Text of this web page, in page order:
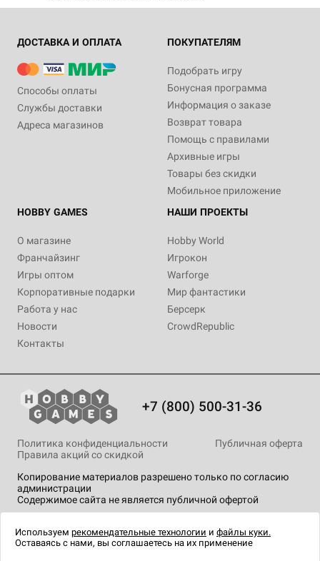
ДОСТАВКА И ОПЛАТА
Способы оплаты
Службы доставки
Адреса магазинов
ПОКУПАТЕЛЯМ
Подобрать игру
Бонусная программа
Информация о заказе
Возврат товара
Помощь с правилами
Архивные игры
Товары без скидки
Мобильное приложение
HOBBY GAMES
О магазине
Франчайзинг
Игры оптом
Корпоративные подарки
Работа у нас
Новости
Контакты
НАШИ ПРОЕКТЫ
Hobby World
Игрокон
Warforge
Мир фантастики
Берсерк
CrowdRepublic
+7 (800) 500-31-36
Копирование материалов разрешено только по согласию
администрации
Содержимое сайта не является публичной офертой
Политика конфиденциальности
Публичная оферта
Правила акций со скидкой
технологии .
Используем рекомендательные технологии и файлы куки.
Оставаясь с нами, вы соглашаетесь на их применение